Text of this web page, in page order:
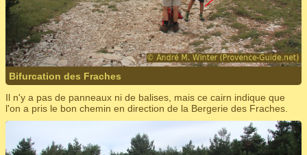
Bifurcation des Fraches
Il n'y a pas de panneaux ni de balises, mais ce cairn indique que
l'on a pris le bon chemin en direction de la Bergerie des Fraches.